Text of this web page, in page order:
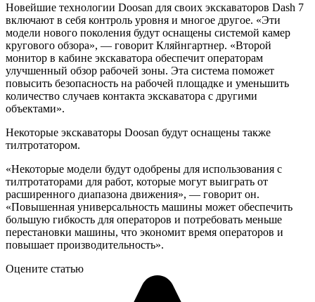
Новейшие технологии Doosan для своих экскаваторов Dash 7
включают в себя контроль уровня и многое другое. «Эти
модели нового поколения будут оснащены системой камер
кругового обзора», — говорит Кляйнгартнер. «Второй
монитор в кабине экскаватора обеспечит операторам
улучшенный обзор рабочей зоны. Эта система поможет
повысить безопасность на рабочей площадке и уменьшить
количество случаев контакта экскаватора с другими
объектами».
Некоторые экскаваторы Doosan будут оснащены также
тилтротатором.
«Некоторые модели будут одобрены для использования с
тилтротаторами для работ, которые могут выиграть от
расширенного диапазона движения», — говорит он.
«Повышенная универсальность машины может обеспечить
большую гибкость для операторов и потребовать меньше
перестановки машины, что экономит время операторов и
повышает производительность».
Оцените статью